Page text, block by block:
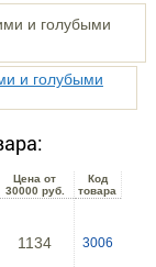
Цена от
30000 руб.
Код
товара
1134 3006